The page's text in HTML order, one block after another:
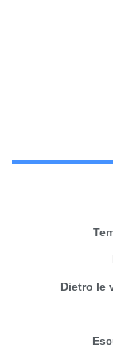
Dietro le